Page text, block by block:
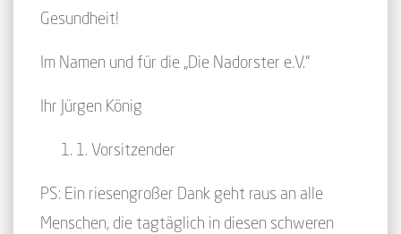
Gesundheit!
Im Namen und für die „Die Nadorster e.V.“
Ihr Jürgen König
1. Vorsitzender
PS: Ein riesengroßer Dank geht raus an alle
Menschen, die tagtäglich in diesen schweren